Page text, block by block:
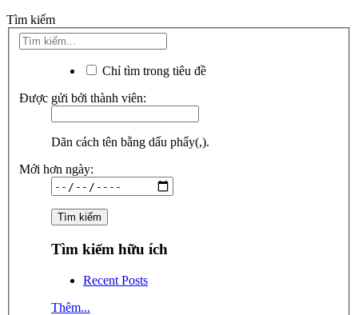
Tìm kiếm
Chỉ tìm trong tiêu đề
Được gửi bởi thành viên:
Dãn cách tên bằng dấu phẩy(,).
Mới hơn ngày:
Tìm kiếm hữu ích
Recent Posts
Thêm...